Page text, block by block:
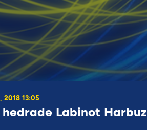
2018 13:05
hedrade Labinot